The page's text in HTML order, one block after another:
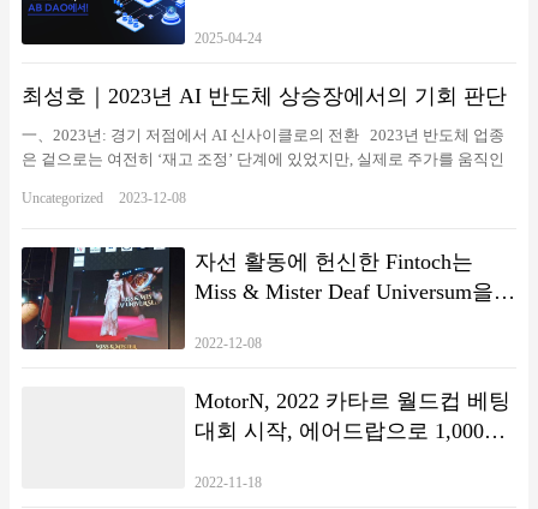
2025-04-24
최성호｜2023년 AI 반도체 상승장에서의 기회 판단
一、2023년: 경기 저점에서 AI 신사이클로의 전환 2023년 반도체 업종
은 겉으로는 여전히 ‘재고 조정’ 단계에 있었지만, 실제로 주가를 움직인
리(HBM)의 중장기 폭발적 수요. 저의 판단은 아주 단순하다: 전통적인
난도 패키징 수요가 완전히 새로운 경기 사이클을 열고 있어요 그리고
한국은 메모리, HBM, 일부 패키징 공급망에서 독보적인 경쟁력을 가지고
있어요~ AI 반도체의 핵심 논리: 사이클주에서 전략자산으로의 전환 과
거 반도체는 전형적인 사이클주로 여겨졌지만 2023년에는 이 산업의 성
격이 분명하게 달라지고 있다고 판단했어요…
Uncategorized 2023-12-08
자선 활동에 헌신한 Fintoch는
Miss & Mister Deaf Universum을
2022-12-08
MotorN, 2022 카타르 월드컵 베팅
대회 시작, 에어드랍으로 1,000
2022-11-18